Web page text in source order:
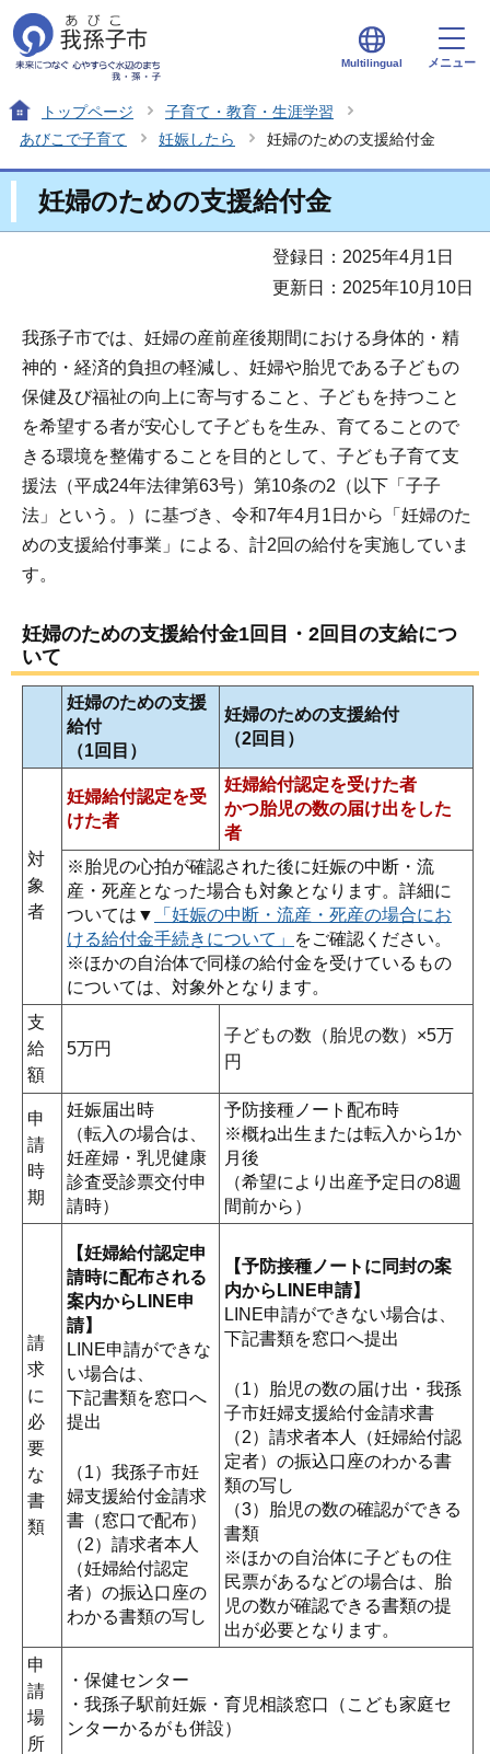
Multilingual メニュー
トップページ
子育て・教育・生涯学習
あびこで子育て
妊娠したら 妊婦のための支援給付金
妊婦のための支援給付金
登録日：2025年4月1日
更新日：2025年10月10日
我孫子市では、妊婦の産前産後期間における身体的・精
神的・経済的負担の軽減し、妊婦や胎児である子どもの
保健及び福祉の向上に寄与すること、子どもを持つこと
を希望する者が安心して子どもを生み、育てることので
きる環境を整備することを目的として、子ども子育て支
援法（平成24年法律第63号）第10条の2（以下「子子
法」という。）に基づき、令和7年4月1日から「妊婦のた
めの支援給付事業」による、計2回の給付を実施していま
す。
妊婦のための支援給付金1回目・2回目の支給につ
いて
妊婦のための支援
給付
（1回目）
妊婦のための支援給付
（2回目）
対
象
者
妊婦給付認定を受
けた者
妊婦給付認定を受けた者
かつ胎児の数の届け出をした
者
※胎児の心拍が確認された後に妊娠の中断・流
産・死産となった場合も対象となります。詳細に
ついては▼
「妊娠の中断・流産・死産の場合にお
ける給付金手続きについて」
をご確認ください。
※ほかの自治体で同様の給付金を受けているもの
については、対象外となります。
支
給
額
5万円
子どもの数（胎児の数）×5万
円
申
請
時
期
妊娠届出時
（転入の場合は、
妊産婦・乳児健康
診査受診票交付申
請時）
予防接種ノート配布時
※概ね出生または転入から1か
月後
（希望により出産予定日の8週
間前から）
請
求
に
必
要
な
書
類
【妊婦給付認定申
請時に配布される
案内からLINE申
請】
LINE申請ができな
い場合は、
下記書類を窓口へ
提出
（1）我孫子市妊
婦支援給付金請求
書（窓口で配布）
（2）請求者本人
（妊婦給付認定
者）の振込口座の
わかる書類の写し
【予防接種ノートに同封の案
内からLINE申請】
LINE申請ができない場合は、
下記書類を窓口へ提出
（1）胎児の数の届け出・我孫
子市妊婦支援給付金請求書
（2）請求者本人（妊婦給付認
定者）の振込口座のわかる書
類の写し
（3）胎児の数の確認ができる
書類
※ほかの自治体に子どもの住
民票があるなどの場合は、胎
児の数が確認できる書類の提
出が必要となります。
申
請
場
所
・保健センター
・我孫子駅前妊娠・育児相談窓口（こども家庭セ
ンターかるがも併設）